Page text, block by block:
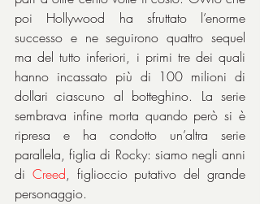
poi Hollywood ha sfruttato l’enorme
successo e ne seguirono quattro sequel
ma del tutto inferiori, i primi tre dei quali
hanno incassato più di 100 milioni di
dollari ciascuno al botteghino. La serie
sembrava infine morta quando però si è
ripresa e ha condotto un’altra serie
parallela, figlia di Rocky: siamo negli anni
di Creed, figlioccio putativo del grande
personaggio.